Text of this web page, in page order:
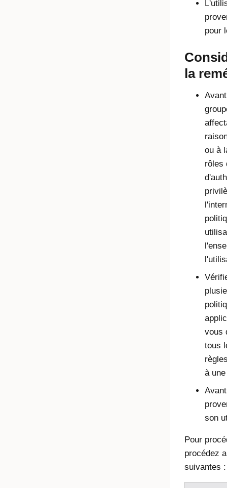
pour
la
ou à
rôles
vous
tous
à
son
Pour
procédez
suivantes :